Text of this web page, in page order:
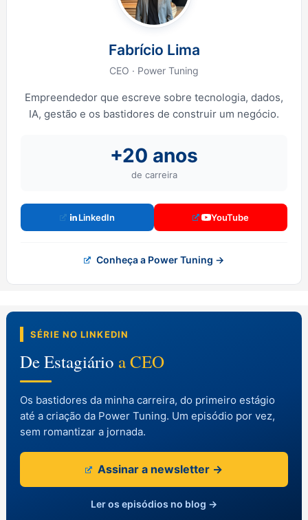
Fabrício Lima
CEO · Power Tuning
Empreendedor que escreve sobre tecnologia, dados,
IA, gestão e os bastidores de construir um negócio.
+20 anos
de carreira
LinkedIn YouTube
Conheça a Power Tuning →
SÉRIE NO LINKEDIN
De Estagiário a CEO
Os bastidores da minha carreira, do primeiro estágio
até a criação da Power Tuning. Um episódio por vez,
sem romantizar a jornada.
Assinar a newsletter →
Ler os episódios no blog →